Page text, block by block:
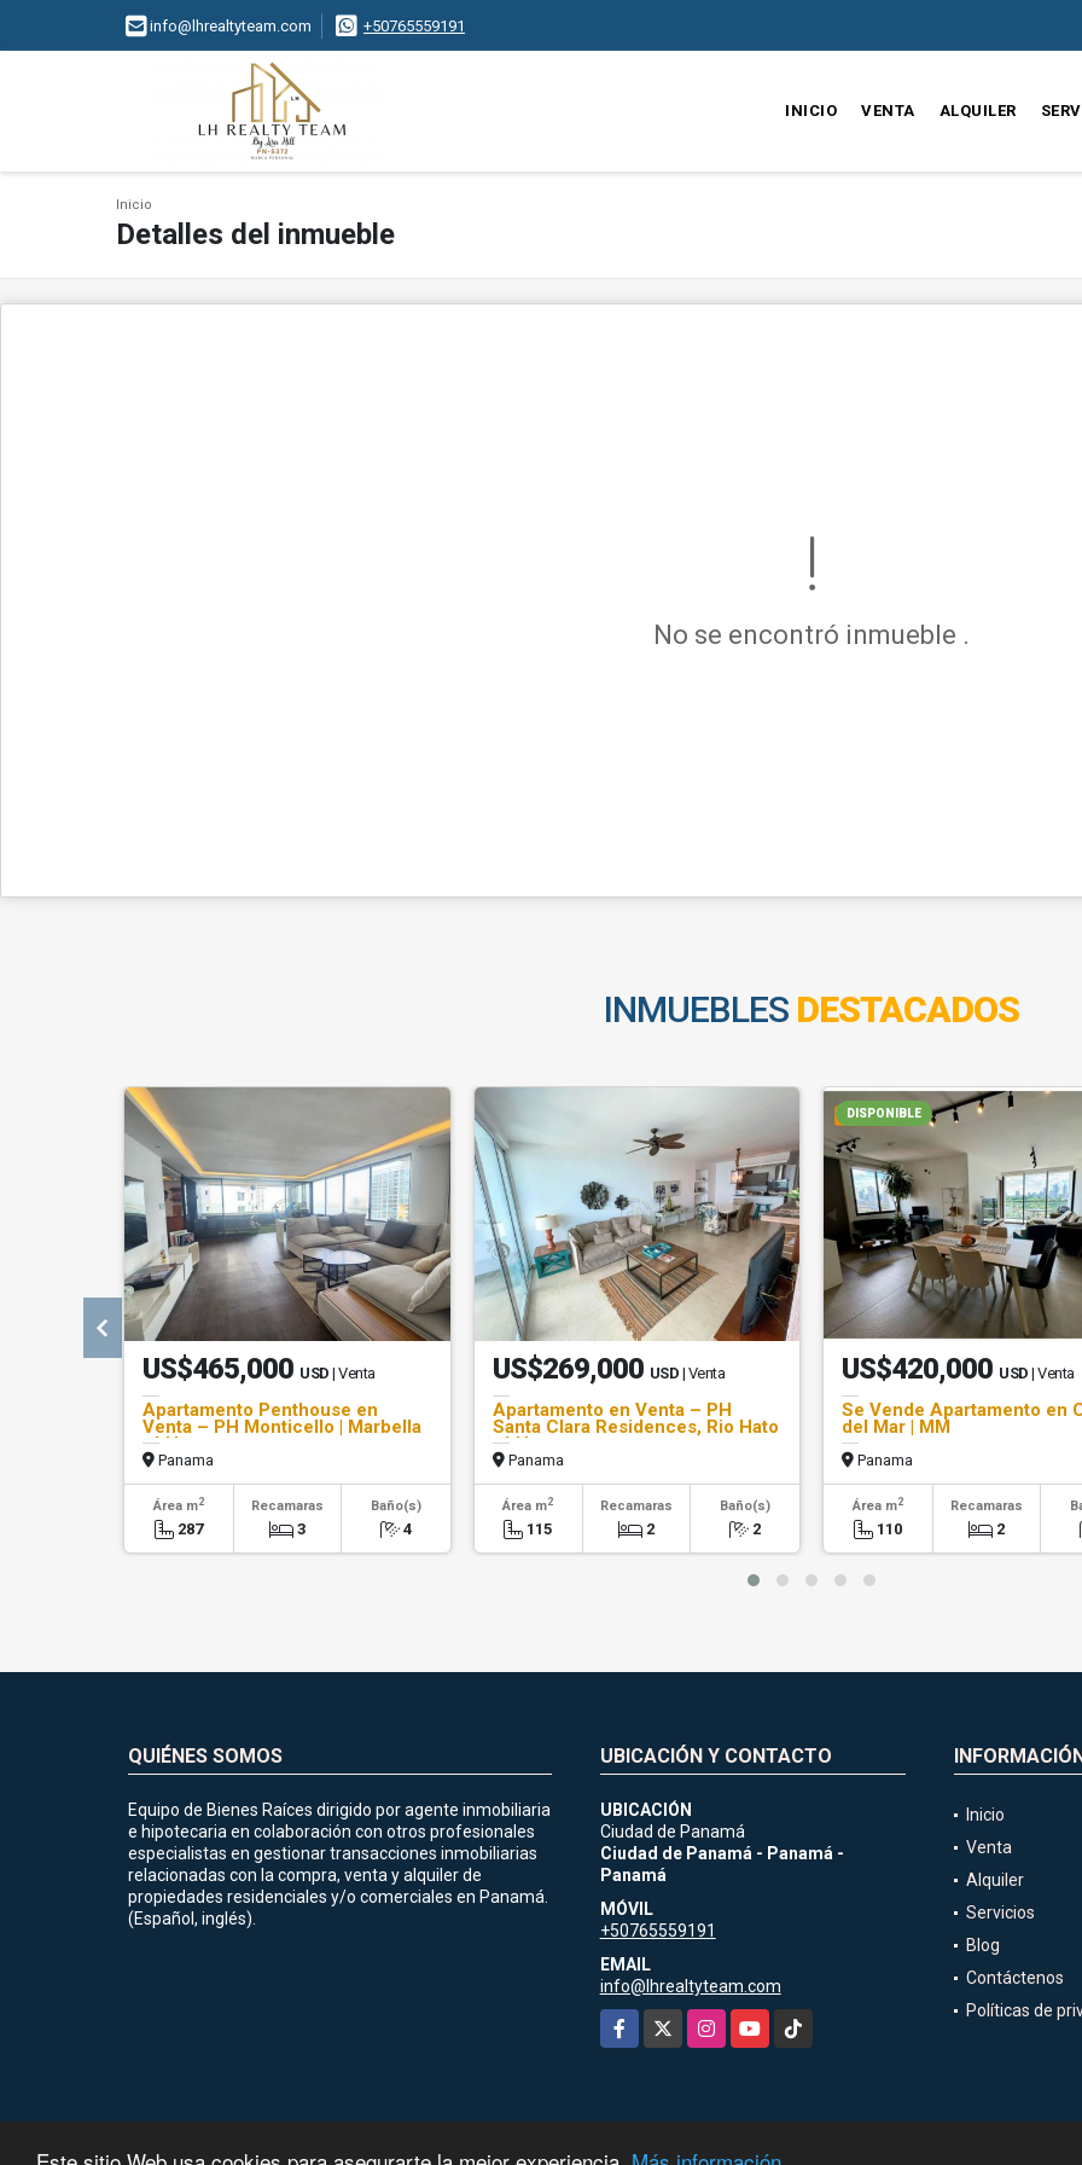
info@lhrealtyteam.com +50765559191
INICIO VENTA ALQUILER
Inicio
Detalles del inmueble
No se encontró inmueble .
INMUEBLES DESTACADOS
US$465,000 USD | Venta
Apartamento Penthouse en
Venta – PH Monticello | Marbella
- LH
Panama
Área m2
287
Recamaras
3
Baño(s)
4
US$269,000 USD | Venta
Apartamento en Venta – PH
Santa Clara Residences, Rio Hato
- LH
Panama
Área m2
115
Recamaras
2
Baño(s)
2
DISPONIBLE
US$420,000 USD | Venta
Se Vende Apartamento en
del Mar | MM
Panama
Área m2
110
Recamaras
2
QUIÉNES SOMOS
Equipo de Bienes Raíces dirigido por agente inmobiliaria
e hipotecaria en colaboración con otros profesionales
especialistas en gestionar transacciones inmobiliarias
relacionadas con la compra, venta y alquiler de
propiedades residenciales y/o comerciales en Panamá.
(Español, inglés).
UBICACIÓN Y CONTACTO
UBICACIÓN
Ciudad de Panamá
Ciudad de Panamá - Panamá -
Panamá
MÓVIL
+50765559191
EMAIL
info@lhrealtyteam.com
Facebook
InstagramYouTubeTikTok
Inicio
Venta
Alquiler
Servicios
Blog
Contáctenos
Políticas de